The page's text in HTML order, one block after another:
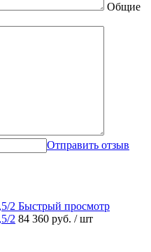
Общие
Отправить отзыв
Быстрый просмотр
2 84 360 руб. / шт